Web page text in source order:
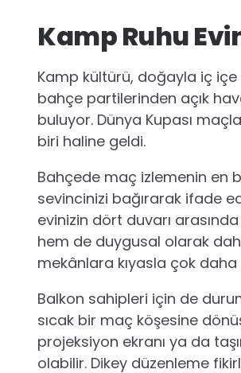
Kamp Ruhu
Kamp kültürü, doğayla iç içe
bahçe partilerinden açık
buluyor. Dünya Kupası
biri haline geldi.
Bahçede maç izlemenin en
sevincinizi bağırarak ifade
evinizin dört duvarı
hem de duygusal olarak
mekânlara kıyasla çok
Balkon sahipleri için de
sıcak bir maç köşesine
projeksiyon ekranı ya da
olabilir. Dikey düzenleme